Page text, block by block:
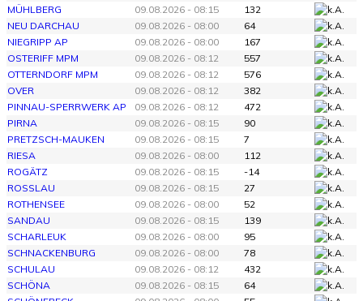
MÜHLBERG
09.08.2026 - 08:15
132
NEU DARCHAU
09.08.2026 - 08:00
64
NIEGRIPP AP
09.08.2026 - 08:00
167
OSTERIFF MPM
09.08.2026 - 08:12
557
OTTERNDORF MPM
09.08.2026 - 08:12
576
OVER
09.08.2026 - 08:12
382
PINNAU-SPERRWERK AP
09.08.2026 - 08:12
472
PIRNA
09.08.2026 - 08:15
90
PRETZSCH-MAUKEN
09.08.2026 - 08:15
7
RIESA
09.08.2026 - 08:00
112
ROGÄTZ
09.08.2026 - 08:15
-14
ROSSLAU
09.08.2026 - 08:15
27
ROTHENSEE
09.08.2026 - 08:00
52
SANDAU
09.08.2026 - 08:15
139
SCHARLEUK
09.08.2026 - 08:00
95
SCHNACKENBURG
09.08.2026 - 08:00
78
SCHULAU
09.08.2026 - 08:12
432
SCHÖNA
09.08.2026 - 08:15
64